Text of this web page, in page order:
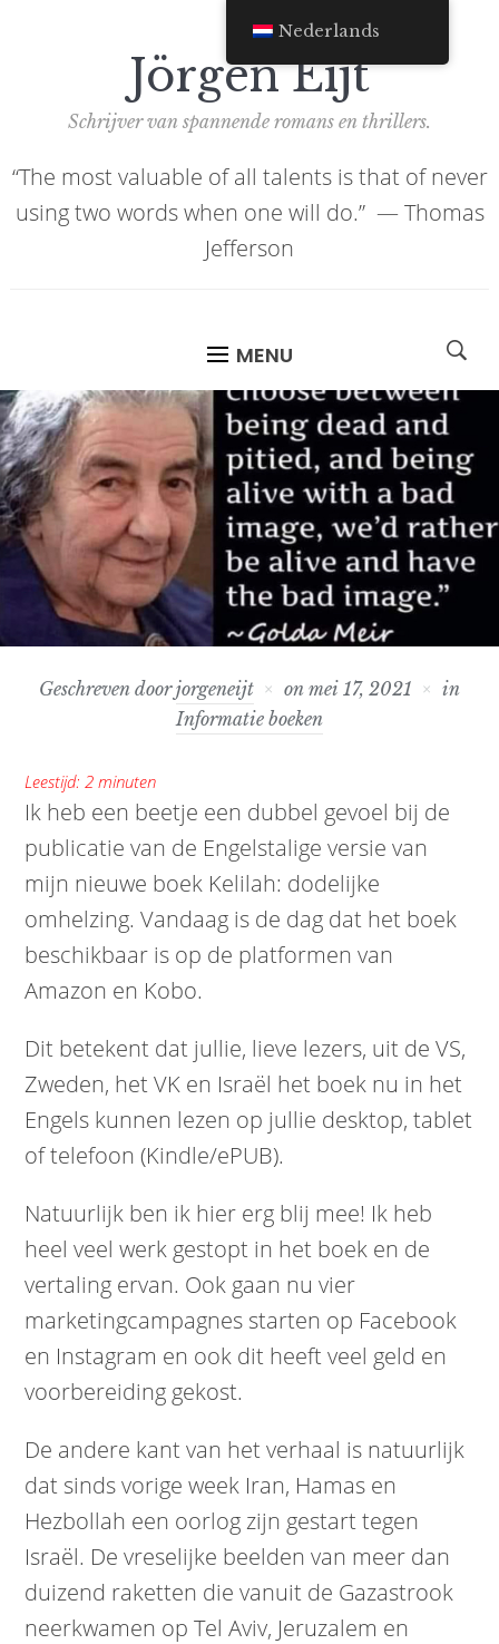
Jörgen Eijt
Schrijver van spannende romans en thrillers.
“The most valuable of all talents is that of never
using two words when one will do.” ―Thomas
Jefferson
MENU
Geschreven doorjorgeneijt on mei 17, 2021
in
Informatie boeken
Leestijd: 2 minuten
Ik heb een beetje een dubbel gevoel bij de
publicatie van de Engelstalige versie van
mijn nieuwe boek Kelilah: dodelijke
omhelzing. Vandaag is de dag dat het boek
beschikbaar is op de platformen van
Amazon en Kobo.
Dit betekent dat jullie, lieve lezers, uit de VS,
Zweden, het VK en Israël het boek nu in het
Engels kunnen lezen op jullie desktop, tablet
of telefoon (Kindle/ePUB).
Natuurlijk ben ik hier erg blij mee! Ik heb
heel veel werk gestopt in het boek en de
vertaling ervan. Ook gaan nu vier
marketingcampagnes starten op Facebook
en Instagram en ook dit heeft veel geld en
voorbereiding gekost.
De andere kant van het verhaal is natuurlijk
dat sinds vorige week Iran, Hamas en
Hezbollah een oorlog zijn gestart tegen
Israël. De vreselijke beelden van meer dan
duizend raketten die vanuit de Gazastrook
neerkwamen op Tel Aviv, Jeruzalem en
Nederlands